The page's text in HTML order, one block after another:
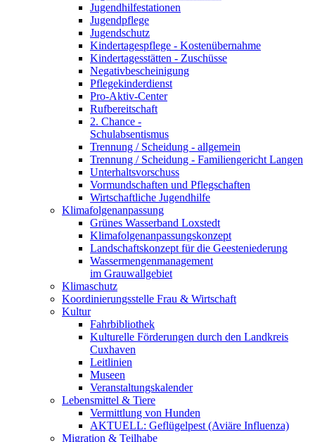
Jugendhilfestationen
Jugendpflege
Jugendschutz
Kindertagespflege - Kostenübernahme
Kindertagesstätten - Zuschüsse
Negativbescheinigung
Pflegekinderdienst
Pro-Aktiv-Center
Rufbereitschaft
2. Chance -
Schulabsentismus
Trennung / Scheidung - allgemein
Trennung / Scheidung - Familiengericht Langen
Unterhaltsvorschuss
Vormundschaften und Pflegschaften
Wirtschaftliche Jugendhilfe
Klimafolgenanpassung
Grünes Wasserband Loxstedt
Klimafolgenanpassungskonzept
Landschaftskonzept für die Geesteniederung
Wassermengenmanagement
im Grauwallgebiet
Klimaschutz
Koordinierungsstelle Frau & Wirtschaft
Kultur
Fahrbibliothek
Kulturelle Förderungen durch den Landkreis
Cuxhaven
Leitlinien
Museen
Veranstaltungskalender
Lebensmittel & Tiere
Vermittlung von Hunden
AKTUELL: Geflügelpest (Aviäre Influenza)
Migration & Teilhabe